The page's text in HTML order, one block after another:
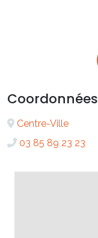
Coordonnées
Centre-Ville
03 85 89 23 23